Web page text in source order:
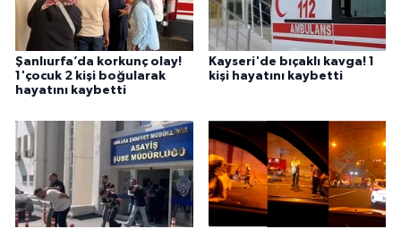
Şanlıurfa’da korkunç olay!
1'çocuk 2 kişi boğularak
hayatını kaybetti
Kayseri'de bıçaklı kavga! 1
kişi hayatını kaybetti